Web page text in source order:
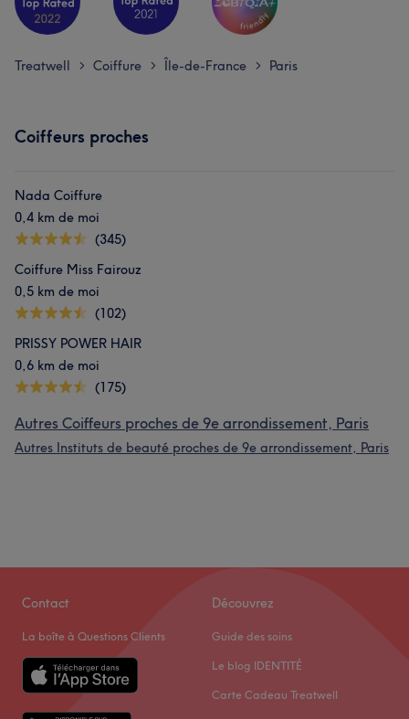
L'avis de nos clients sur Svetlana
Efficace 7 Expérimenté/e 6 Professionnel/le
Treatwell > Coiffure > Île-de-France > Paris
Coiffeurs proches
Nada Coiffure
0,4 km de moi
(345)
Coiffure Miss Fairouz
0,5 km de moi
(102)
PRISSY POWER HAIR
0,6 km de moi
(175)
Autres Coiffeurs proches de 9e arrondissement, Paris
Autres Instituts de beauté proches de 9e arrondissement, Paris
Contact
La boîte à Questions Clients
Découvrez
Guide des soins
Le blog IDENTITÉ
Carte Cadeau Treatwell